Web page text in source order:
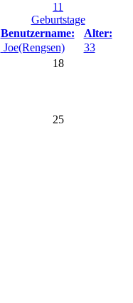
11
Geburtstage
Benutzername:
Alter:
Joe(Rengsen)
33
18
25